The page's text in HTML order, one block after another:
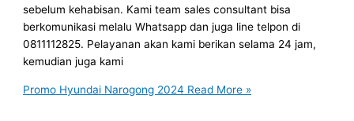
sebelum kehabisan. Kami team sales consultant bisa
berkomunikasi melalu Whatsapp dan juga line telpon di
0811112825. Pelayanan akan kami berikan selama 24 jam,
kemudian juga kami
Promo Hyundai Narogong 2024 Read More »